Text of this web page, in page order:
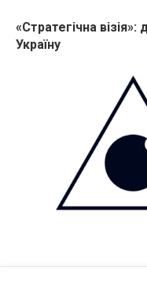
«Стратегічна
Україну